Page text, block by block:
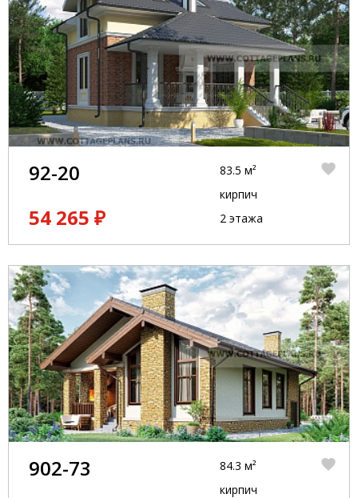
92-20
54 265 ₽
83.5 м²
кирпич
2 этажа
902-73
84.3 м²
кирпич